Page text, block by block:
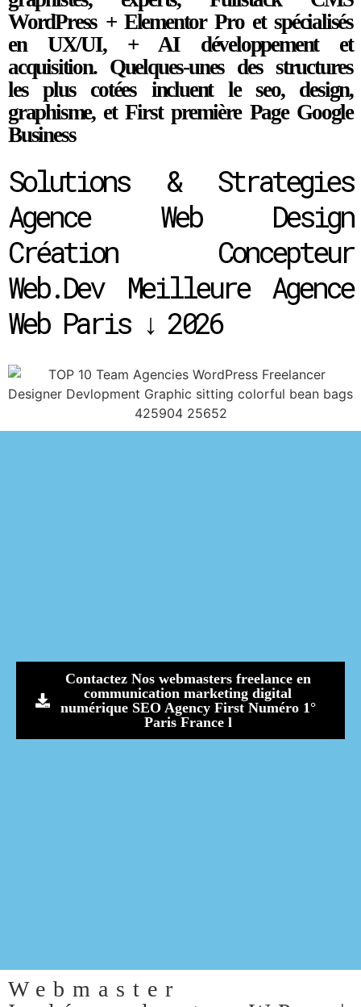
WordPress + Elementor Pro et spécialisés
en UX/UI, + AI développement et
acquisition. Quelques-unes des structures
les plus cotées incluent le seo, design,
graphisme, et First première Page Google
Business
Solutions & Strategies
Agence Web Design
Création Concepteur
Web.Dev Meilleure Agence
Web Paris ↓ 2026
Contactez Nos webmasters freelance en
communication marketing digital
numérique SEO Agency First Numéro 1°
Paris France l
Webmaster